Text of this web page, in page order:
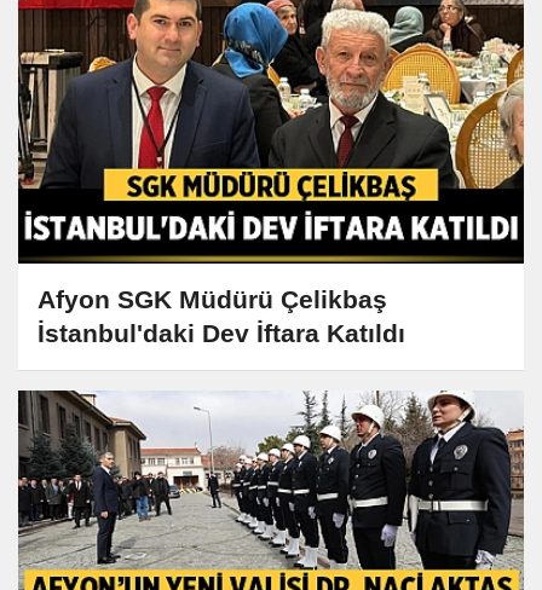
Afyon SGK Müdürü Çelikbaş
İstanbul'daki Dev İftara Katıldı